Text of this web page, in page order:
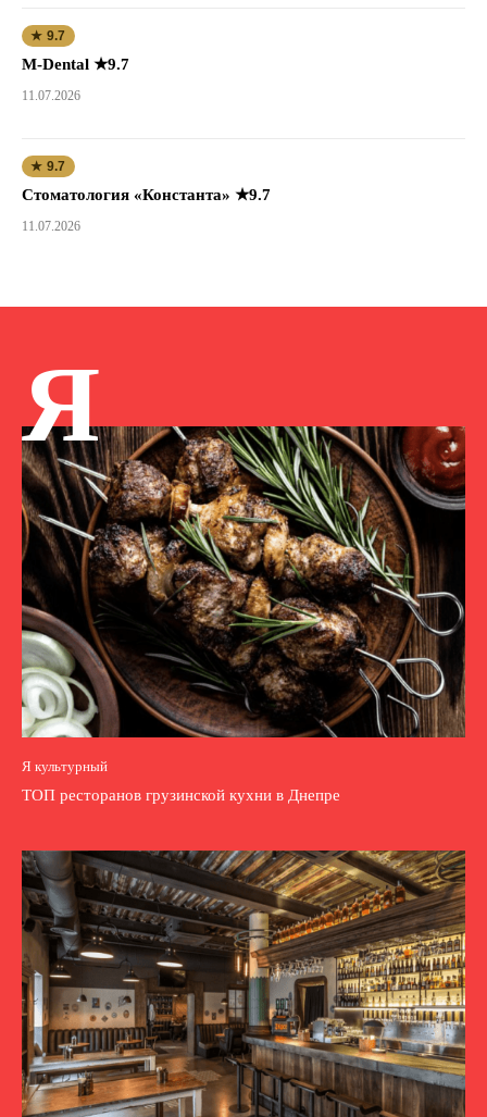
★ 9.7
M-Dental ★9.7
11.07.2026
★ 9.7
Стоматология «Константа» ★9.7
11.07.2026
Я
Я культурный
ТОП ресторанов грузинской кухни в Днепре